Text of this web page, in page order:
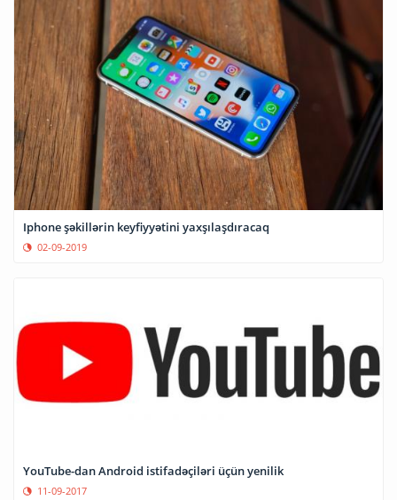
Iphone şəkillərin keyfiyyətini yaxşılaşdıracaq
02-09-2019
YouTube-dan Android istifadəçiləri üçün yenilik
11-09-2017